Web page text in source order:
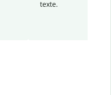
texte.